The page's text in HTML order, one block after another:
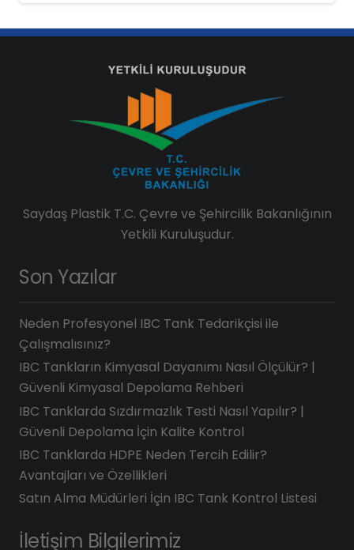
Saydaş Plastik T.C. Çevre ve Şehircilik Bakanlığının
Yetkili Kuruluşudur.
Son Yazılar
Neden Profesyonel IBC Tank Tedarikçisi ile
Çalışmalısınız?
IBC Tankların Kimyasal Dayanımı Nasıl Ölçülür? |
Güvenli Kimyasal Depolama Rehberi
IBC Tanklarda Sızdırmazlık Testi Nasıl Yapılır? |
Güvenli Depolama İçin Kalite Kontrol
IBC Tanklarda HDPE Neden Tercih Edilir?
Avantajları ve Özellikleri
Satın Alma Müdürleri İçin IBC Tank Kontrol Listesi
İletişim Bilgilerimiz